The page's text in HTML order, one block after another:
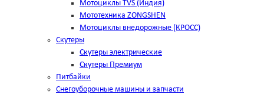
Мотоциклы TVS (Индия)
Мототехника ZONGSHEN
Мотоциклы внедорожные (КРОСС)
Скутеры
Скутеры электрические
Скутеры Премиум
Питбайки
Снегоуборочные машины и запчасти